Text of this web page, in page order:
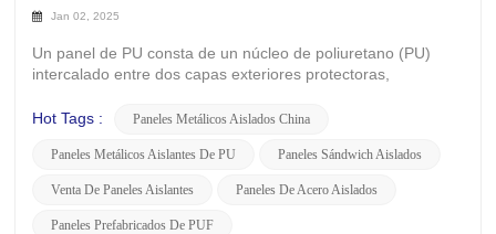
Jan 02, 2025
Un panel de PU consta de un núcleo de poliuretano (PU)
intercalado entre dos capas exteriores protectoras,
aislante fabricado con espuma de poliuretano
LUSENLos paneles LUSEN PU son la...
Hot Tags : Paneles Metálicos Aislados China
Paneles Metálicos Aislantes De PU Paneles Sándwich Aislados
Venta De Paneles Aislantes Paneles De Acero Aislados
Paneles Prefabricados De PUF